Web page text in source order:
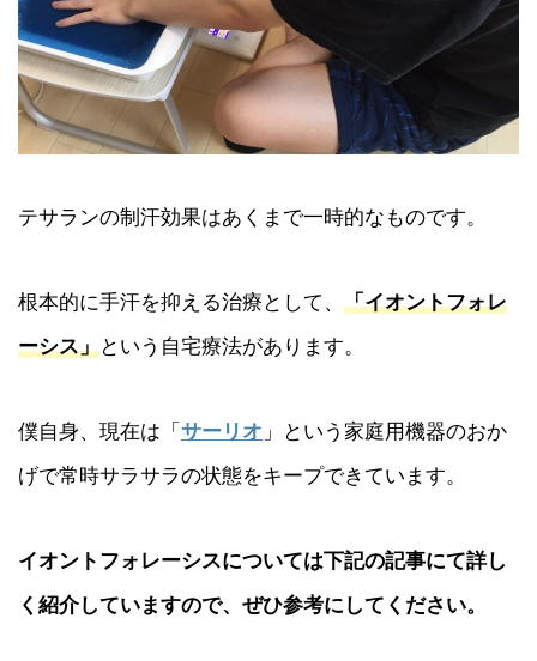
テサランの制汗効果はあくまで一時的なものです。
根本的に手汗を抑える治療として、 「イオントフォレ
ーシス」という自宅療法があります。
僕自身、現在は「 サーリオ 」という家庭用機器のおか
げで常時サラサラの状態をキープできています。
イオントフォレーシスについては下記の記事にて詳し
く紹介していますので、ぜひ参考にしてください。